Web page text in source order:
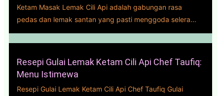
Ketam Masak Lemak Cili Api adalah gabungan rasa
pedas dan lemak santan yang pasti menggoda selera...
Resepi Gulai Lemak Ketam Cili Api Chef Taufiq:
Menu Istimewa
Resepi Gulai Lemak Ketam Cili Api Chef Taufiq Gulai